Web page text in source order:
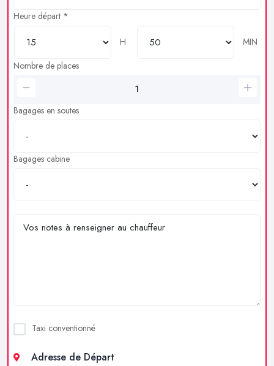
Heure départ *
H
MIN
Nombre de places
Bagages en soutes
Bagages cabine
Taxi conventionné
Adresse de Départ